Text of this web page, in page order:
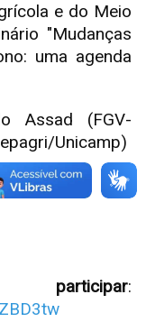
e do Meio
"Mudanças
uma agenda
Assad (FGV-
Unicamp)
Romeiro (IE-
: